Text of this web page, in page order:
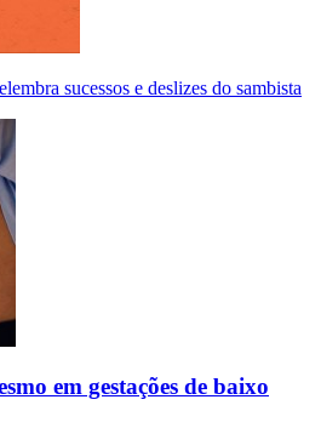
sucessos e deslizes do sambista
em gestações de baixo